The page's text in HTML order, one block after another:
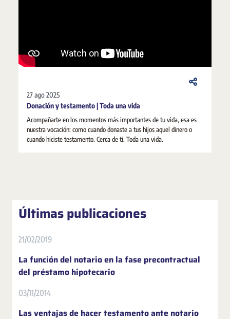
27 ago 2025
Donación y testamento | Toda una vida
Acompañarte en los momentos más importantes de tu vida, esa es
nuestra vocación: como cuando donaste a tus hijos aquel dinero o
cuando hiciste testamento. Cerca de ti. Toda una vida.
Últimas publicaciones
21/02/2019
La función del notario en la fase precontractual
del préstamo hipotecario
03/11/2014
Las ventajas de hacer testamento ante notario